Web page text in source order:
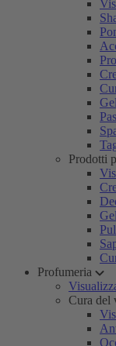
Prodotti
Profumeria
Cura del